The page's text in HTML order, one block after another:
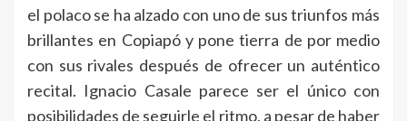
el polaco se ha alzado con uno de sus triunfos más
brillantes en Copiapó y pone tierra de por medio
con sus rivales después de ofrecer un auténtico
recital. Ignacio Casale parece ser el único con
posibilidades de seguirle el ritmo, a pesar de haber